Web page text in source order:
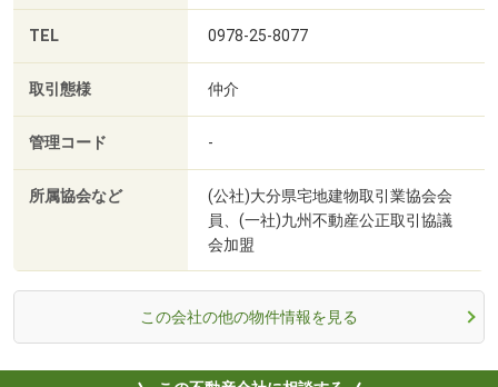
TEL 0978-25-8077
取引態様 仲介
管理コード -
所属協会など
(公社)大分県宅地建物取引業協会会
員、(一社)九州不動産公正取引協議
会加盟
この会社の他の物件情報を見る